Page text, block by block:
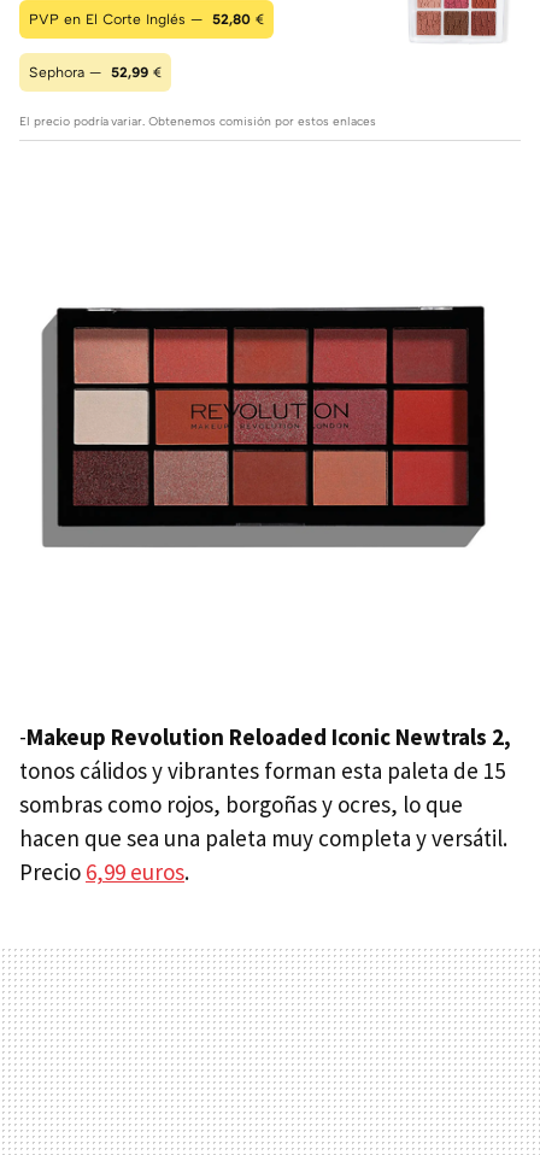
PVP en El Corte Inglés — 52,80 €
Sephora — 52,99 €
El precio podría variar. Obtenemos comisión por estos enlaces
-Makeup Revolution Reloaded Iconic Newtrals 2,
tonos cálidos y vibrantes forman esta paleta de 15
sombras como rojos, borgoñas y ocres, lo que
hacen que sea una paleta muy completa y versátil.
Precio 6,99 euros.